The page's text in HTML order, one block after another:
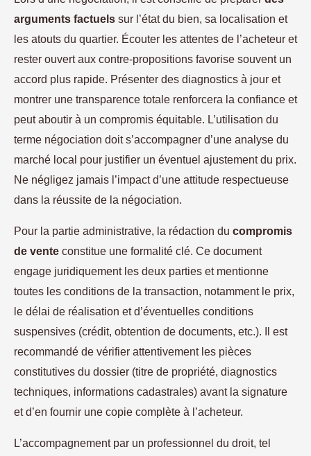
arguments factuels sur l’état du bien, sa localisation et
les atouts du quartier. Écouter les attentes de l’acheteur et
rester ouvert aux contre-propositions favorise souvent un
accord plus rapide. Présenter des diagnostics à jour et
montrer une transparence totale renforcera la confiance et
peut aboutir à un compromis équitable. L’utilisation du
terme négociation doit s’accompagner d’une analyse du
marché local pour justifier un éventuel ajustement du prix.
Ne négligez jamais l’impact d’une attitude respectueuse
dans la réussite de la négociation.
Pour la partie administrative, la rédaction du compromis
de vente constitue une formalité clé. Ce document
engage juridiquement les deux parties et mentionne
toutes les conditions de la transaction, notamment le prix,
le délai de réalisation et d’éventuelles conditions
suspensives (crédit, obtention de documents, etc.). Il est
recommandé de vérifier attentivement les pièces
constitutives du dossier (titre de propriété, diagnostics
techniques, informations cadastrales) avant la signature
et d’en fournir une copie complète à l’acheteur.
L’accompagnement par un professionnel du droit, tel